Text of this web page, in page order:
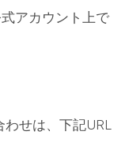
アカウント上で
せは、下記URL